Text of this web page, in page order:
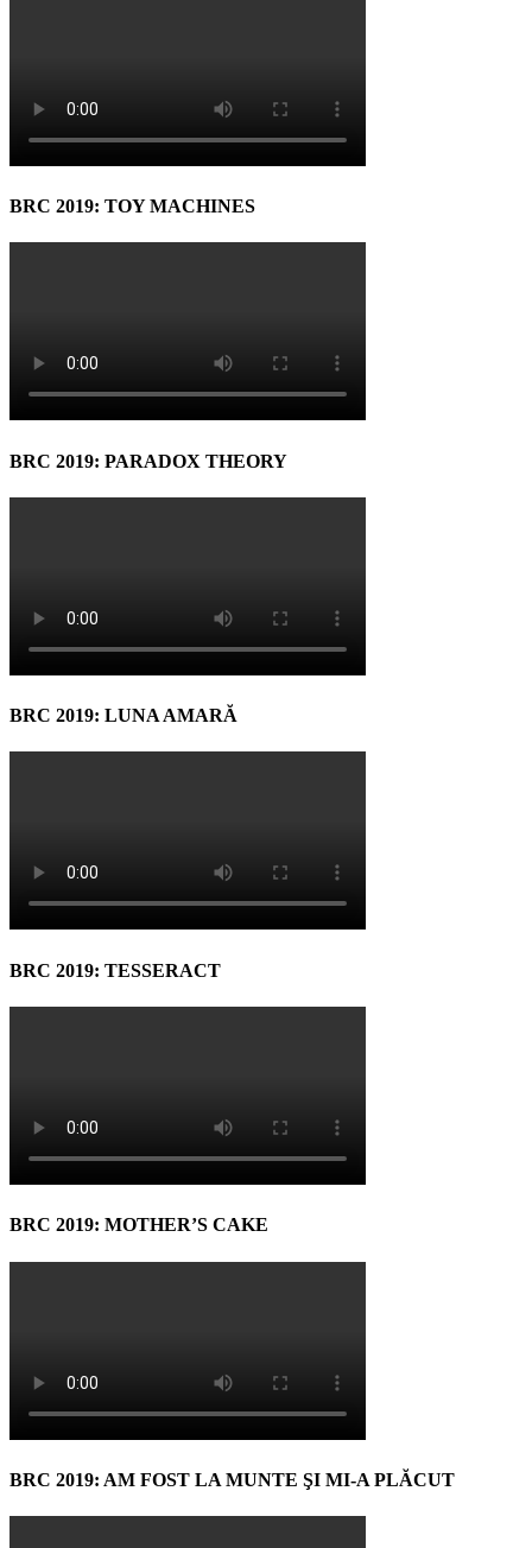
BRC 2019: TOY MACHINES
BRC 2019: PARADOX THEORY
BRC 2019: LUNA AMARĂ
BRC 2019: TESSERACT
BRC 2019: MOTHER’S CAKE
BRC 2019: AM FOST LA MUNTE ŞI MI-A PLĂCUT